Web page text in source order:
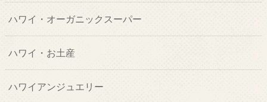
ハワイ・オーガニックスーパー
ハワイ・お土産
ハワイアンジュエリー